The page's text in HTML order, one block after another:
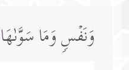
وَنَفۡسࣲ وَمَا سَوَّىٰهَا